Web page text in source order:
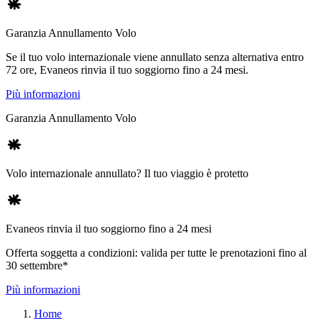
Garanzia Annullamento Volo
Se il tuo volo internazionale viene annullato senza alternativa entro
72 ore, Evaneos rinvia il tuo soggiorno fino a 24 mesi.
Più informazioni
Garanzia Annullamento Volo
Volo internazionale annullato? Il tuo viaggio è protetto
Evaneos rinvia il tuo soggiorno fino a 24 mesi
Offerta soggetta a condizioni: valida per tutte le prenotazioni fino al
30 settembre*
Più informazioni
Home